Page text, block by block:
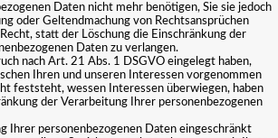
Daten nicht mehr benötigen, Sie sie jedoch
oder Geltendmachung von Rechtsansprüchen
statt der Löschung die Einschränkung der
Daten zu verlangen.
nach Art. 21 Abs. 1 DSGVO eingelegt haben,
Ihren und unseren Interessen vorgenommen
feststeht, wessen Interessen überwiegen, haben
der Verarbeitung Ihrer personenbezogenen
Ihrer personenbezogenen Daten eingeschränkt